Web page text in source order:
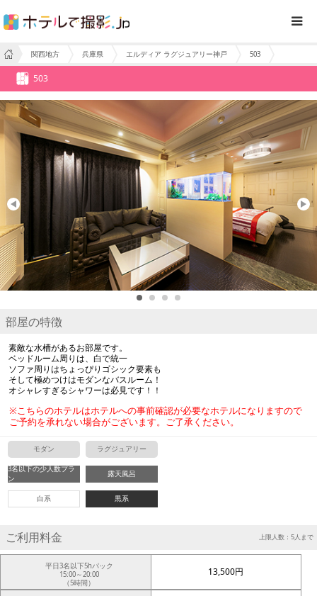
関西地方 兵庫県 エルディア ラグジュアリー神戸 503
503
部屋の特徴
素敵な水槽があるお部屋です。
ベッドルーム周りは、白で統一
ソファ周りはちょっぴりゴシック要素も
そして極めつけはモダンなバスルーム！
オシャレすぎるシャワーは必見です！！
※こちらのホテルはホテルへの事前確認が必要なホテルになりますので
ご予約を承れない場合がございます。ご了承ください。
モダン ラグジュアリー
3名以下の少人数プラ
ン
露天風呂
白系 黒系
ご利用料金 上限人数：5人まで
平日3名以下5hパック
15:00～20:00
（5時間）
13,500円